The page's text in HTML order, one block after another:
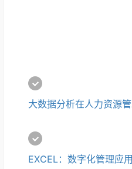
大数据分析在人力资源
EXCEL：数字化管理应